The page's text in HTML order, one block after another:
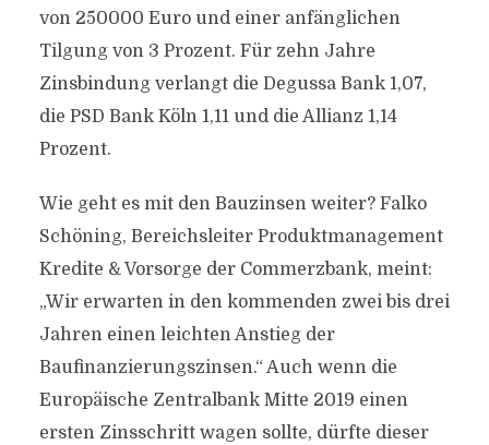
von 250000 Euro und einer anfänglichen
Tilgung von 3 Prozent. Für zehn Jahre
Zinsbindung verlangt die Degussa Bank 1,07,
die PSD Bank Köln 1,11 und die Allianz 1,14
Prozent.
Wie geht es mit den Bauzinsen weiter? Falko
Schöning, Bereichsleiter Produktmanagement
Kredite & Vorsorge der Commerzbank, meint:
„Wir erwarten in den kommenden zwei bis drei
Jahren einen leichten Anstieg der
Baufinanzierungszinsen.“ Auch wenn die
Europäische Zentralbank Mitte 2019 einen
ersten Zinsschritt wagen sollte, dürfte dieser